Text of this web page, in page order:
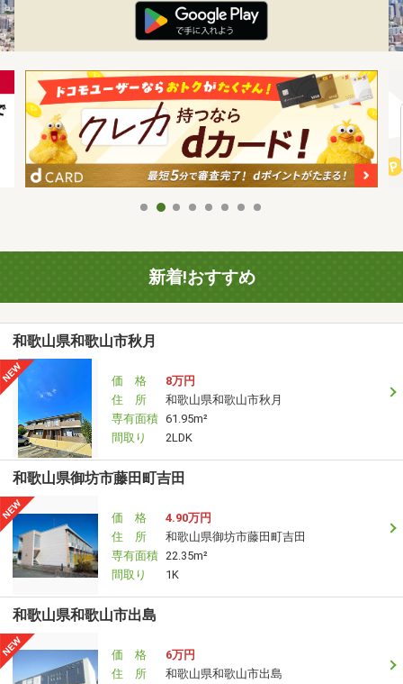
新着!おすすめ
和歌山県和歌山市秋月
価 格
8万円
住 所
和歌山県和歌山市秋月
専有面積 61.95m²
間取り
2LDK
和歌山県御坊市藤田町吉田
価 格
4.90万円
住 所
和歌山県御坊市藤田町吉田
専有面積 22.35m²
間取り
1K
和歌山県和歌山市出島
価 格
6万円
住 所
和歌山県和歌山市出島